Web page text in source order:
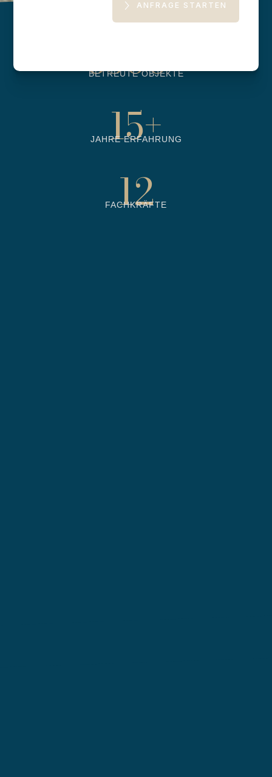
ANFRAGE STARTEN
6500+
BETREUTE OBJEKTE
15+
JAHRE ERFAHRUNG
12
FACHKRÄFTE